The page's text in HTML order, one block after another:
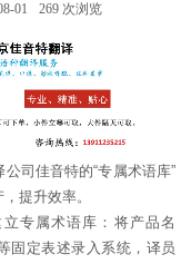
01 269 次浏览
公司佳音特的“专属术语库”
提升效率。
专属术语库：将产品名
固定表述录入系统，译员